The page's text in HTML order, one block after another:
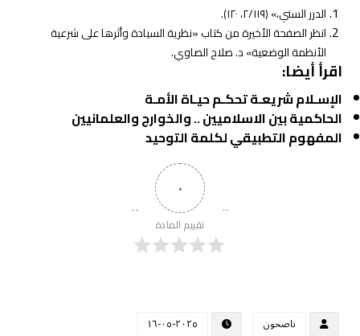
الدرر السني،» (٢/١١٩، ١٢٠).
انظر الصفحة الأخيرة من كتاب «نظرية السيادة وأثرها على شرعية
الأنظمة الوضعية» د. صلاح الصاوي.
اقرأ أيضا:
الإسـلام شريعـة تحكـم حيـاة الأمـة
الحاكمية بين الاسلاميين .. والخوارج والعلمانيين
المفهوم التطبيقي لكلمة التوحيد
٠
تقييم المادة
ناصحون
٢٠٢٥-٠٥-١٦